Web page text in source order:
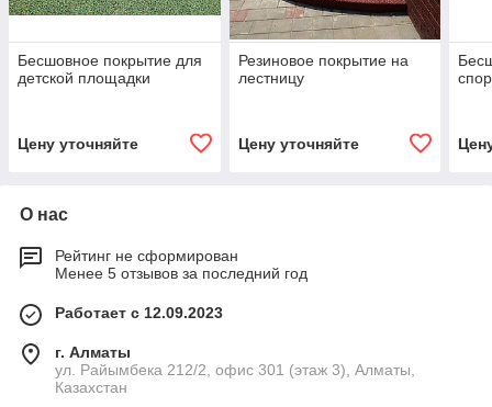
Бесшовное покрытие для
детской площадки
Цену уточняйте
Резиновое покрытие на
лестницу
Цену уточняйте
О нас
Рейтинг не сформирован
Менее 5 отзывов за последний год
Работает с 12.09.2023
г. Алматы
ул. Райымбека 212/2, офис 301 (этаж 3), Алматы,
Казахстан